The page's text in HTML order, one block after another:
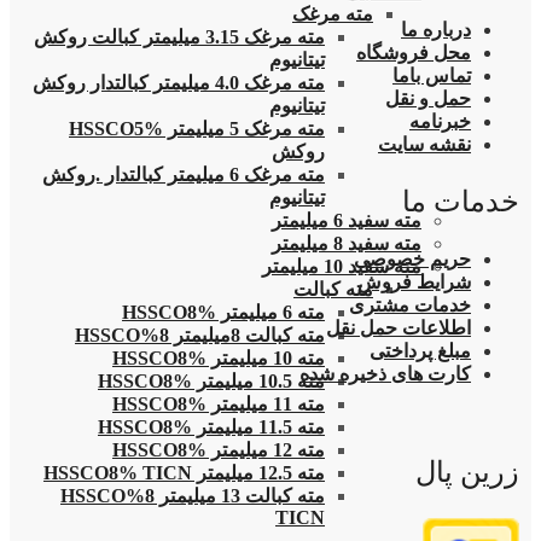
مته مرغک
مته مرغک 3.15 میلیمتر کبالت روکش
تیتانیوم
مته مرغک 4.0 میلیمتر کبالتدار روکش
تیتانیوم
مته مرغک 5 میلیمتر HSSCO5%
روکش
مته مرغک 6 میلیمتر کبالتدار .روکش
تیتانیوم
مته سفید 6 میلیمتر
مته سفید 8 میلیمتر
مته سفید 10 میلیمتر
مته کبالت
مته 6 میلیمتر HSSCO8%
مته کبالت 8میلیمتر 8%HSSCO
مته 10 میلیمتر HSSCO8%
مته 10.5 میلیمتر HSSCO8%
مته 11 میلیمتر HSSCO8%
مته 11.5 میلیمتر HSSCO8%
مته 12 میلیمتر HSSCO8%
مته 12.5 میلیمتر HSSCO8% TICN
مته کبالت 13 میلیمتر 8%HSSCO
TICN
درباره ما
محل فروشگاه
تماس باما
حمل و نقل
خبرنامه
نقشه سایت
خدمات ما
حریم خصوصی
شرایط فروش
خدمات مشتری
اطلاعات حمل نقل
مبلغ پرداختی
کارت های ذخیره شده
زرین پال